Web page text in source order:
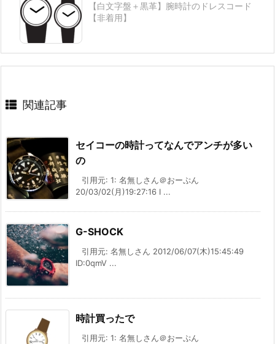
【白文字盤＋黒革】腕時計のドレスコード
【非着用】
関連記事
セイコーの時計ってなんでアンチが多い
の
引用元: 1: 名無しさん＠おーぷん
20/03/02(月)19:27:16 I ...
G-SHOCK
引用元: 名無しさん 2012/06/07(木)15:45:49
ID:0qmV ...
時計買ったで
引用元: 1: 名無しさん＠おーぷん